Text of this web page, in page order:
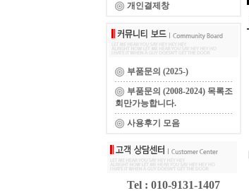
개인결제창
부품문의 (2025-)
부품문의 (2008-2024) 목록조
회만가능합니다.
사용후기 모음
Tel : 010-9131-1407